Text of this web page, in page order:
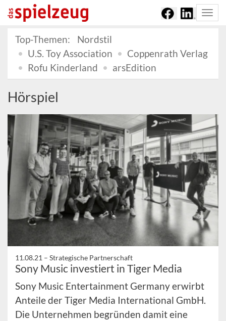
Top-Themen:
Nordstil
U.S. Toy Association
Coppenrath Verlag
Rofu Kinderland
arsEdition
Hörspiel
11.08.21 – Strategische Partnerschaft
Sony Music investiert in Tiger Media
Sony Music Entertainment Germany erwirbt
Anteile der Tiger Media International GmbH.
Die Unternehmen begründen damit eine